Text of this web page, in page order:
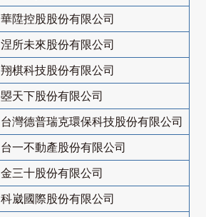
華陞控股股份有限公司
涅所未來股份有限公司
翔棋科技股份有限公司
曌天下股份有限公司
台灣德普瑞克環保科技股份有限公司
台一不動產股份有限公司
金三十股份有限公司
科崴國際股份有限公司